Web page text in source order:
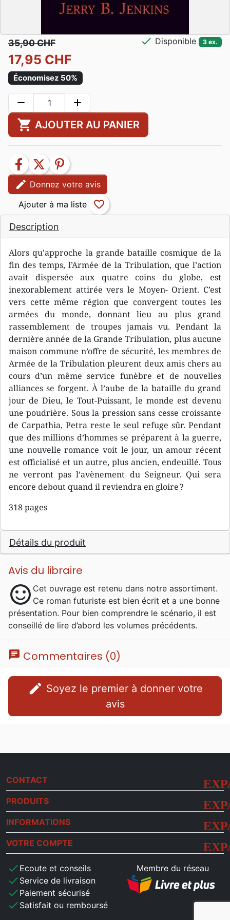
Description
Alors qu’approche la grande bataille cosmique de la
fin des temps, l’Armée de la Tribulation, que l’action
avait dispersée aux quatre coins du globe, est
inexorablement attirée vers le Moyen- Orient. C’est
vers cette même région que convergent toutes les
armées du monde, donnant lieu au plus grand
rassemblement de troupes jamais vu. Pendant la
dernière année de la Grande Tribulation, plus aucune
maison commune n’offre de sécurité, les membres de
Armée de la Tribulation pleurent deux amis chers au
cours d’un même service funèbre et de nouvelles
alliances se forgent. À l’aube de la bataille du grand
jour de Dieu, le Tout-Puissant, le monde est devenu
une poudrière. Sous la pression sans cesse croissante
de Carpathia, Petra reste le seul refuge sûr. Pendant
que des millions d’hommes se préparent à la guerre,
une nouvelle romance voit le jour, un amour récent
est officialisé et un autre, plus ancien, endeuillé. Tous
ne verront pas l’avènement du Seigneur. Qui sera
encore debout quand il reviendra en gloire ?
318 pages
Détails du produit
Avis du libraire
sentiment_satisfied Cet ouvrage est retenu dans notre assortiment.
Ce roman futuriste est bien écrit et a une bonne
présentation. Pour bien comprendre le scénario, il est
conseillé de lire d’abord les volumes précédents.
35,90 CHF
17,95 CHF
Économisez 50%
check Disponible 3 ex.
remove add
shopping_cart AJOUTER AU PANIER
facebook twitter
pinterest
edit Donnez votre avis
favorite_border
chat Commentaires (0)
edit
avis
CONTACT
PRODUITS
INFORMATIONS
VOTRE COMPTE
check Ecoute et conseils
check Service de livraison
check Paiement sécurisé
check Satisfait ou remboursé
Membre du réseau